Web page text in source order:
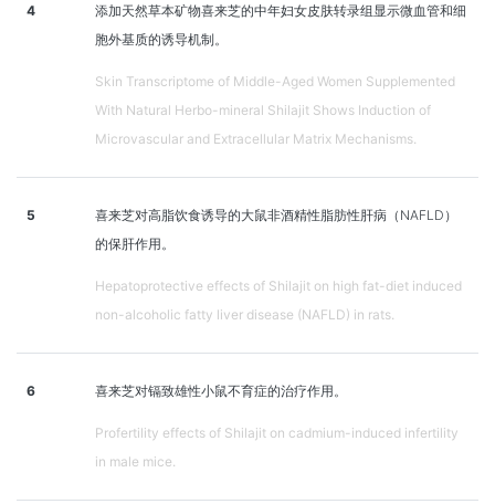
4
添加天然草本矿物喜来芝的中年妇女皮肤转录组显示微血管和细
胞外基质的诱导机制。
Skin Transcriptome of Middle-Aged Women Supplemented
With Natural Herbo-mineral Shilajit Shows Induction of
Microvascular and Extracellular Matrix Mechanisms.
5
喜来芝对高脂饮食诱导的大鼠非酒精性脂肪性肝病（NAFLD）
的保肝作用。
Hepatoprotective effects of Shilajit on high fat-diet induced
non-alcoholic fatty liver disease (NAFLD) in rats.
6 喜来芝对镉致雄性小鼠不育症的治疗作用。
Profertility effects of Shilajit on cadmium-induced infertility
in male mice.